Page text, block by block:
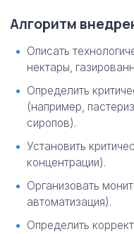
Алгоритм
Описать
нектары,
Определить
(например,
сиропов).
Установить
концентрации).
Организовать
автоматизация).
Определить